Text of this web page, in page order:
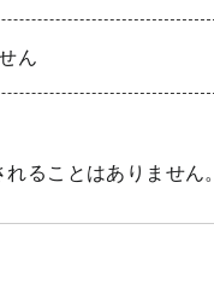
ん
ることはありません。